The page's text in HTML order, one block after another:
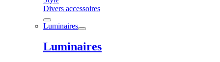
Divers accessoires
Luminaires
Luminaires